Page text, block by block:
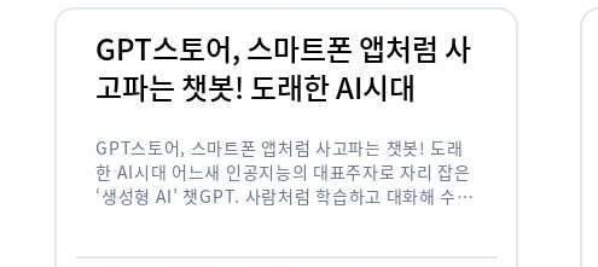
GPT스토어, 스마트폰 앱처럼 사
고파는 챗봇! 도래한 AI시대
GPT스토어, 스마트폰 앱처럼 사고파는 챗봇! 도래
한 AI시대 어느새 인공지능의 대표주자로 자리 잡은
‘생성형 AI’ 챗GPT. 사람처럼 학습하고 대화해 수많